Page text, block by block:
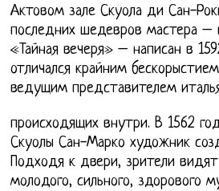
Актовом зале Скуола ди Сан-
последних шедевров мастера –
«Тайная вечеря» – написан в
отличался крайним
ведущим представителем
происходящих внутри. В 1562
Скуолы Сан-Марко художник
Подходя к двери, зрители
молодого, сильного, здорового